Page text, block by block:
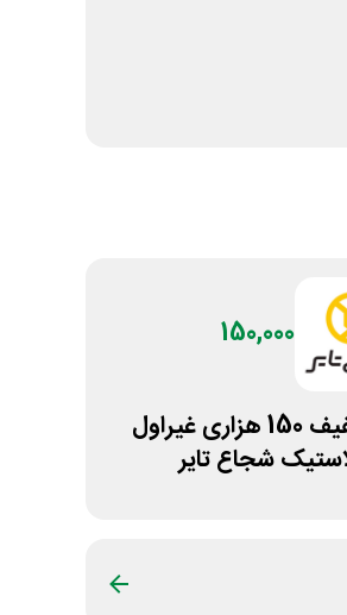
150,000
کد تخفیف 150 هزاری غیراول
شجاع تایر